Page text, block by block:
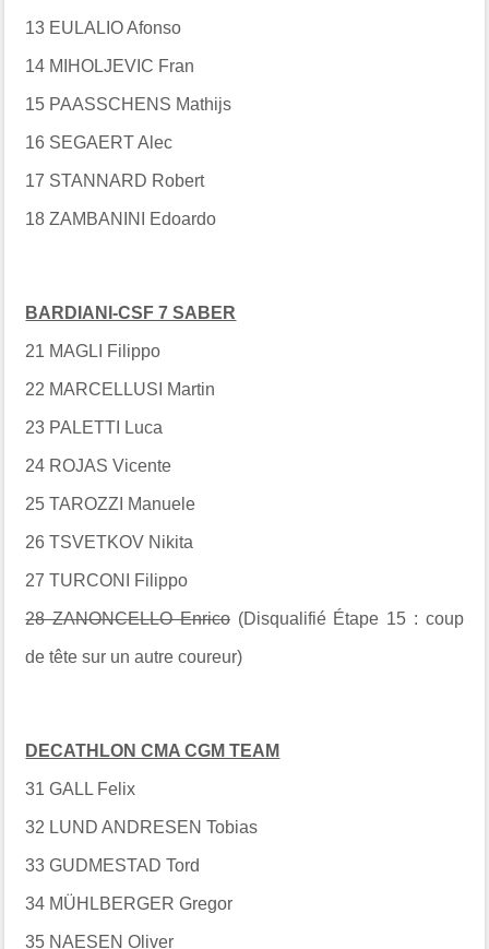
13 EULALIO Afonso
14 MIHOLJEVIC Fran
15 PAASSCHENS Mathijs
16 SEGAERT Alec
17 STANNARD Robert
18 ZAMBANINI Edoardo
BARDIANI-CSF 7 SABER
21 MAGLI Filippo
22 MARCELLUSI Martin
23 PALETTI Luca
24 ROJAS Vicente
25 TAROZZI Manuele
26 TSVETKOV Nikita
27 TURCONI Filippo
28 ZANONCELLO Enrico(Disqualifié Étape 15 : coup
de tête sur un autre coureur)
DECATHLON CMA CGM TEAM
31 GALL Felix
32 LUND ANDRESEN Tobias
33 GUDMESTAD Tord
34 MÜHLBERGER Gregor
35 NAESEN Oliver